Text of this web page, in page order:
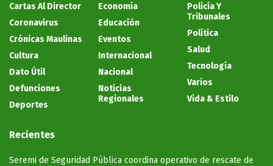
Cartas Al Director
Coronavirus
Crónicas Maulinas
Cultura
Dato Útil
Defunciones
Deportes
Economía
Educación
Eventos
Internacional
Nacional
Noticias
Regionales
Policía Y
Tribunales
Política
Salud
Tecnología
Varios
Vida & Estilo
Recientes
Seremi de Seguridad Pública coordina operativo de rescate de